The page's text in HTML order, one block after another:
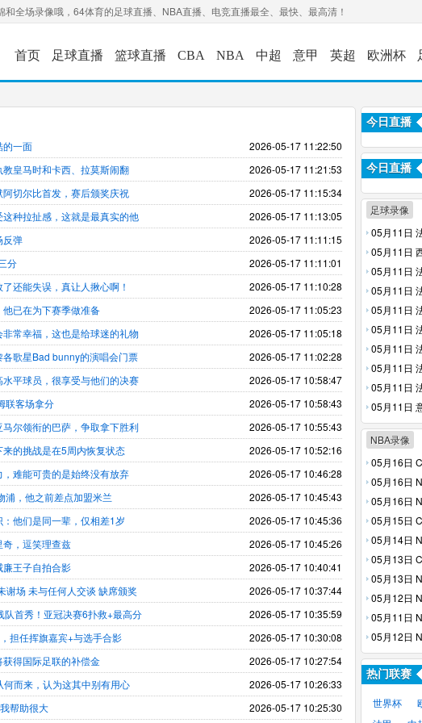
全场录像哦，64体育的足球直播、NBA直播、电竞直播最全、最快、最高清！
首页 足球直播 篮球直播 CBA NBA 中超 意甲 英超 欧洲杯
2026-05-17 11:22:50
的一面
2026-05-17 11:21:53
皇马时和卡西、拉莫斯闹翻
2026-05-17 11:15:34
切尔比首发，赛后颁奖庆祝
2026-05-17 11:13:05
种拉扯感，这就是最真实的他
2026-05-17 11:11:15
反弹
2026-05-17 11:11:01
分
2026-05-17 11:10:28
还能失误，真让人揪心啊！
2026-05-17 11:05:23
已在为下赛季做准备
2026-05-17 11:05:18
常幸福，这也是给球迷的礼物
2026-05-17 11:02:28
歌星Bad bunny的演唱会门票
2026-05-17 10:58:47
平球员，很享受与他们的决赛
2026-05-17 10:58:43
联客场拿分
2026-05-17 10:55:43
尔领衔的巴萨，争取拿下胜利
2026-05-17 10:52:16
的挑战是在5周内恢复状态
2026-05-17 10:46:28
难能可贵的是始终没有放弃
2026-05-17 10:45:43
浦，他之前差点加盟米兰
2026-05-17 10:45:36
他们是同一辈，仅相差1岁
2026-05-17 10:45:26
，逗笑理查兹
2026-05-17 10:40:41
王子自拍合影
2026-05-17 10:37:44
谢场 未与任何人交谈 缺席颁奖
2026-05-17 10:35:59
首秀！亚冠决赛6扑救+最高分
2026-05-17 10:30:08
担任挥旗嘉宾+与选手合影
2026-05-17 10:27:54
得国际足联的补偿金
2026-05-17 10:26:33
而来，认为这其中别有用心
2026-05-17 10:25:30
帮助很大
今日直播
今日直播
足球录像
05月11日
05月11日
像回放
05月11日
05月11日
05月11日
录像回放
05月11日
05月11日
05月11日
05月11日
放05月11日
回放
NBA录像
05月16日
像回放
05月16日
全场录像回
05月16日
场录像回放
05月15日
像回放
05月14日
场录像回放
05月13日
像回放
05月13日
全场录像回
05月12日
场录像回放
05月11日
全场录像回
05月12日
场录像回放
热门联赛
世界杯